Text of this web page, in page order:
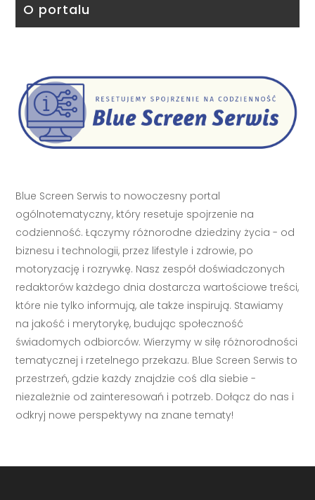
O portalu
Blue Screen Serwis to nowoczesny portal
ogólnotematyczny, który resetuje spojrzenie na
codzienność. Łączymy różnorodne dziedziny życia - od
biznesu i technologii, przez lifestyle i zdrowie, po
motoryzację i rozrywkę. Nasz zespół doświadczonych
redaktorów każdego dnia dostarcza wartościowe treści,
które nie tylko informują, ale także inspirują. Stawiamy
na jakość i merytorykę, budując społeczność
świadomych odbiorców. Wierzymy w siłę różnorodności
tematycznej i rzetelnego przekazu. Blue Screen Serwis to
przestrzeń, gdzie każdy znajdzie coś dla siebie -
niezależnie od zainteresowań i potrzeb. Dołącz do nas i
odkryj nowe perspektywy na znane tematy!